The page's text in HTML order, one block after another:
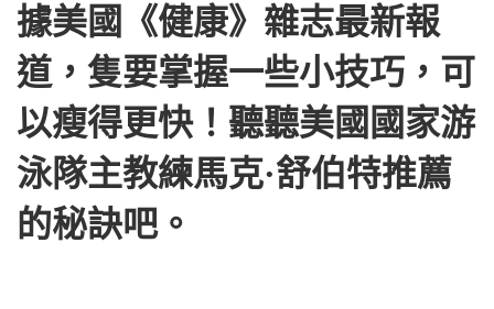
據美國《健康》雜志最新報
道，隻要掌握一些小技巧，可
以瘦得更快！聽聽美國國家游
泳隊主教練馬克·舒伯特推薦
的秘訣吧。